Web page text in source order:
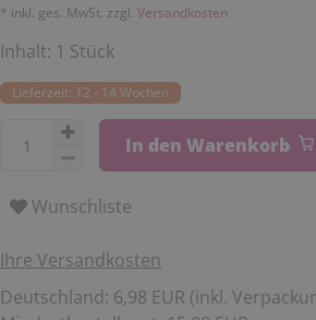
* inkl. ges. MwSt. zzgl. Versandkosten
Inhalt: 1 Stück
Lieferzeit: 12 - 14 Wochen
In den Warenkorb
Wunschliste
Ihre Versandkosten
Deutschland: 6,98 EUR (inkl.